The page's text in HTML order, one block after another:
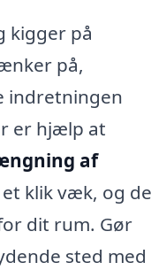
kigger på
på,
indretningen
er hjælp at
af
klik væk, og de
dit rum. Gør
sted med